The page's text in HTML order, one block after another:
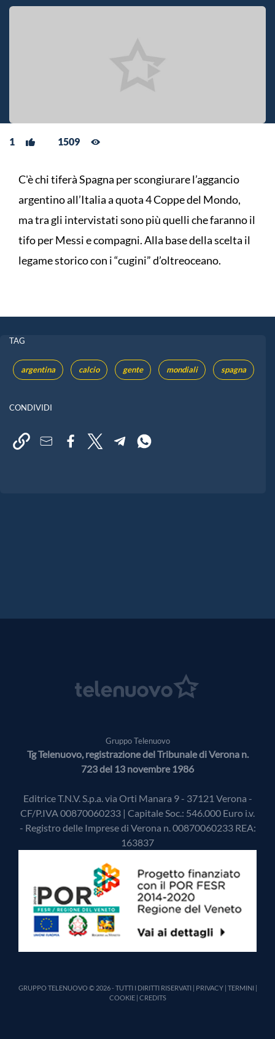
1 1509
C'è chi tiferà Spagna per scongiurare l’aggancio
argentino all’Italia a quota 4 Coppe del Mondo,
ma tra gli intervistati sono più quelli che faranno il
tifo per Messi e compagni. Alla base della scelta il
legame storico con i “cugini” d’oltreoceano.
TAG
argentina calcio gente mondiali spagna
CONDIVIDI
Gruppo Telenuovo
Tg Telenuovo, registrazione del Tribunale di Verona n.
723 del 13 novembre 1986
Editrice T.N.V. S.p.a. via Orti Manara 9 - 37121 Verona -
CF/P.IVA 00870060233 | Capitale Soc.: 546.000 Euro i.v.
- Registro delle Imprese di Verona n. 00870060233 REA:
163837
GRUPPO TELENUOVO © 2026 - TUTTI I DIRITTI RISERVATI | PRIVACY| TERMINI|
COOKIE| CREDITS